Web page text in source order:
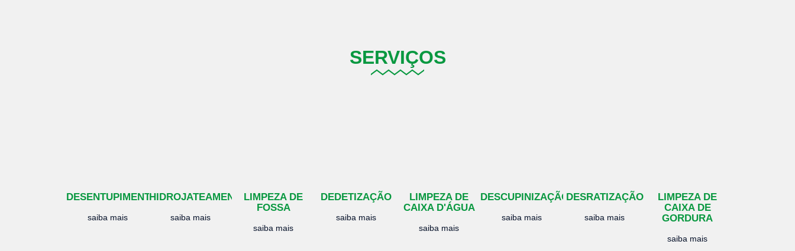
SERVIÇOS
DESENTUPIMENTO
saiba mais
HIDROJATEAMENTO
saiba mais
LIMPEZA DE
FOSSA
saiba mais
DEDETIZAÇÃO
saiba mais
LIMPEZA DE
CAIXA D'ÁGUA
saiba mais
DESCUPINIZAÇÃO
saiba mais
DESRATIZAÇÃO
saiba mais
LIMPEZA DE
CAIXA DE
GORDURA
saiba mais